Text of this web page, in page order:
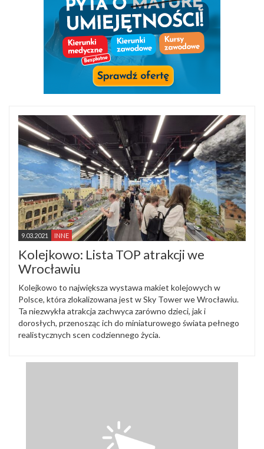
9.03.2021 INNE
Kolejkowo: Lista TOP atrakcji we
Wrocławiu
Kolejkowo to największa wystawa makiet kolejowych w
Polsce, która zlokalizowana jest w Sky Tower we Wrocławiu.
Ta niezwykła atrakcja zachwyca zarówno dzieci, jak i
dorosłych, przenosząc ich do miniaturowego świata pełnego
realistycznych scen codziennego życia.